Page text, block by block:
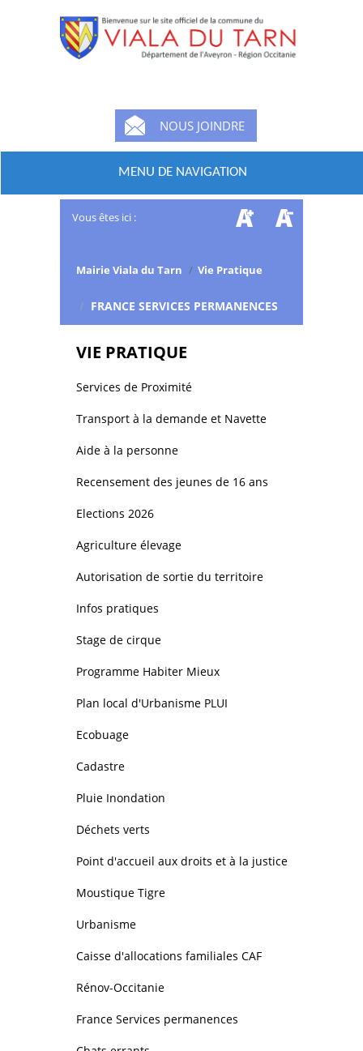
NOUS JOINDRE
MENU DE NAVIGATION
Vous êtes ici :
Mairie Viala du Tarn / Vie Pratique
/ FRANCE SERVICES PERMANENCES
VIE PRATIQUE
Services de Proximité
Transport à la demande et Navette
Aide à la personne
Recensement des jeunes de 16 ans
Elections 2026
Agriculture élevage
Autorisation de sortie du territoire
Infos pratiques
Stage de cirque
Programme Habiter Mieux
Plan local d'Urbanisme PLUI
Ecobuage
Cadastre
Pluie Inondation
Déchets verts
Point d'accueil aux droits et à la justice
Moustique Tigre
Urbanisme
Caisse d'allocations familiales CAF
Rénov-Occitanie
France Services permanences